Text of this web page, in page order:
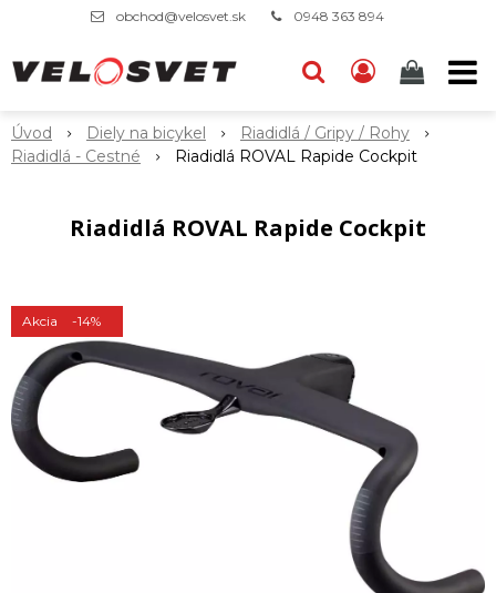
obchod@velosvet.sk 0948 363 894
Úvod Diely na bicykel
Riadidlá / Gripy / Rohy
Riadidlá - Cestné
Riadidlá ROVAL Rapide Cockpit
Riadidlá ROVAL Rapide Cockpit
Akcia -14%